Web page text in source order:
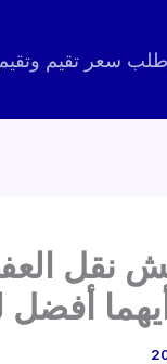
سعر تقيم وتقيم
نقل
أفضل